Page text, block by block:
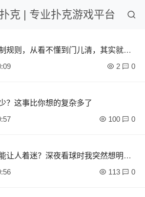
克 | 专业扑克游戏平台
规则，从看不懂到门儿清，其实就这
2 0
？这事比你想的复杂多了
100 0
让人着迷？深夜看球时我突然想明白
113 0